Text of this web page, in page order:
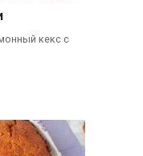
кекс с